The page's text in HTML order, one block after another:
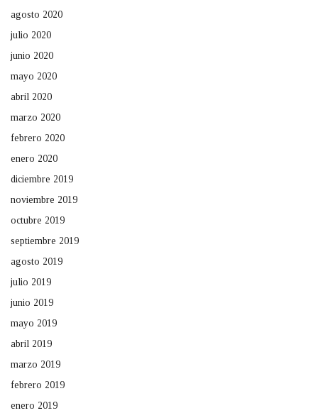
agosto 2020
julio 2020
junio 2020
mayo 2020
abril 2020
marzo 2020
febrero 2020
enero 2020
diciembre 2019
noviembre 2019
octubre 2019
septiembre 2019
agosto 2019
julio 2019
junio 2019
mayo 2019
abril 2019
marzo 2019
febrero 2019
enero 2019